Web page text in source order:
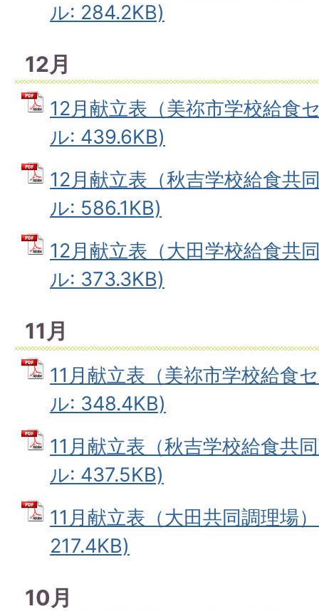
ル: 284.2KB)
12月
12月献立表（美祢市学校給食
ル: 439.6KB)
12月献立表（秋吉学校給食共
ル: 586.1KB)
12月献立表（大田学校給食共
ル: 373.3KB)
11月
11月献立表（美祢市学校給食
ル: 348.4KB)
11月献立表（秋吉学校給食共
ル: 437.5KB)
11月献立表（大田共同調理場
217.4KB)
10月